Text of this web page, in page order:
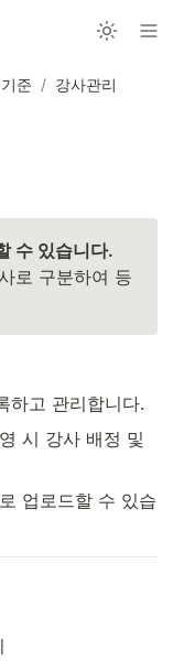
준 / 강사관리
로 구분하여 등
하고 관리합니다.
시 강사 배정 및
업로드할 수 있습